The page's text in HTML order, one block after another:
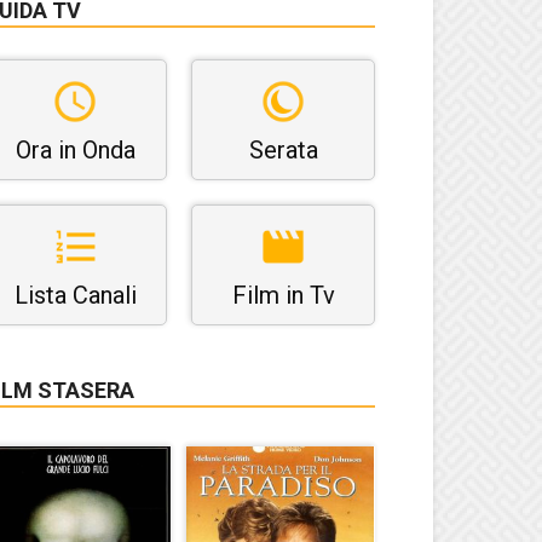
TV
Ora in Onda Serata
Lista Canali Film in Tv
STASERA